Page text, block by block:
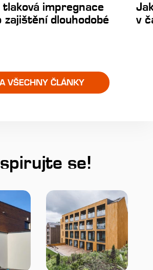
tlaková impregnace
zajištění dlouhodobé
v
VŠECHNY ČLÁNKY
se!